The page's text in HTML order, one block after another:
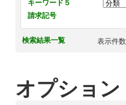
キーワード５
請求記号
検索結果一覧 表示件数
オプション